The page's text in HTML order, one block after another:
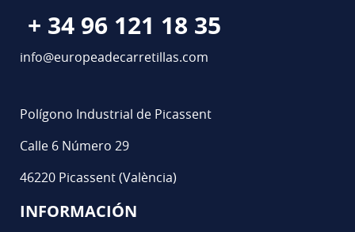
+ 34 96 121 18 35
info@europeadecarretillas.com
Polígono Industrial de Picassent
Calle 6 Número 29
46220 Picassent (València)
INFORMACIÓN